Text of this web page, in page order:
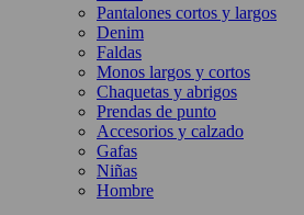
Pantalones cortos y largos
Denim
Faldas
Monos largos y cortos
Chaquetas y abrigos
Prendas de punto
Accesorios y calzado
Gafas
Niñas
Hombre